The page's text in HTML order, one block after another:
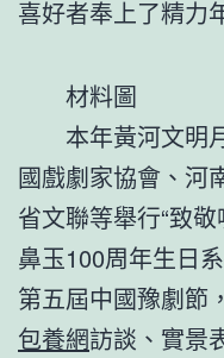
喜好者奉上了精力
材料圖
本年黃河文明
國戲劇家協會、河
省文聯等舉行“致
鼻玉100周年生日
第五屆中國豫劇節
包養網訪談、實景